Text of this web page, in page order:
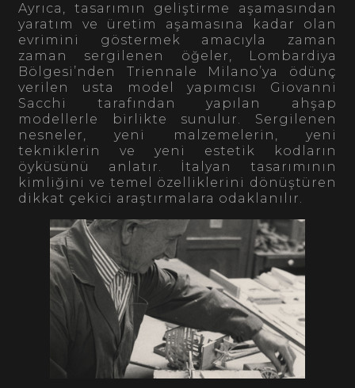
Ayrıca, tasarımın geliştirme aşamasından
yaratım ve üretim aşamasına kadar olan
evrimini göstermek amacıyla zaman
zaman sergilenen öğeler, Lombardiya
Bölgesi’nden Triennale Milano’ya ödünç
verilen usta model yapımcısı Giovanni
Sacchi tarafından yapılan ahşap
modellerle birlikte sunulur. Sergilenen
nesneler, yeni malzemelerin, yeni
tekniklerin ve yeni estetik kodların
öyküsünü anlatır. İtalyan tasarımının
kimliğini ve temel özelliklerini dönüştüren
dikkat çekici araştırmalara odaklanılır.